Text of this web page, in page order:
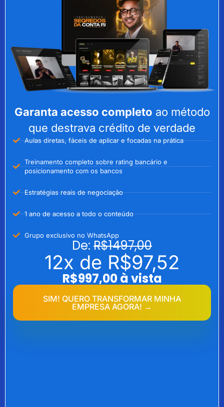
Garanta acesso completo ao método
que destrava crédito de verdade
Aulas diretas, fáceis de aplicar e focadas na prática
Treinamento completo sobre rating bancário e
posicionamento com os bancos
Estratégias reais de negociação
1 ano de acesso a todo o conteúdo
Grupo exclusivo no WhatsApp
De: R$1497,00
12x de R$97,52
R$997,00 à vista
SIM! QUERO TRANSFORMAR MINHA
EMPRESA AGORA! →